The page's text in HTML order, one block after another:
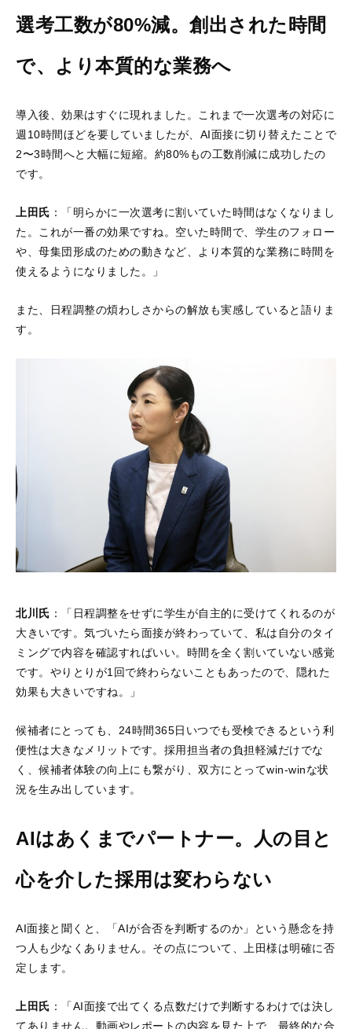
選考工数が80%減。創出された時間
で、より本質的な業務へ
導入後、効果はすぐに現れました。これまで一次選考の対応に
週10時間ほどを要していましたが、AI面接に切り替えたことで
2〜3時間へと大幅に短縮。約80%もの工数削減に成功したの
です。
上田氏 ：「明らかに一次選考に割いていた時間はなくなりまし
た。これが一番の効果ですね。空いた時間で、学生のフォロー
や、母集団形成のための動きなど、より本質的な業務に時間を
使えるようになりました。」
また、日程調整の煩わしさからの解放も実感していると語りま
す。
北川氏 ：「日程調整をせずに学生が自主的に受けてくれるのが
大きいです。気づいたら面接が終わっていて、私は自分のタイ
ミングで内容を確認すればいい。時間を全く割いていない感覚
です。やりとりが1回で終わらないこともあったので、隠れた
効果も大きいですね。」
候補者にとっても、24時間365日いつでも受検できるという利
便性は大きなメリットです。採用担当者の負担軽減だけでな
く、候補者体験の向上にも繋がり、双方にとってwin-winな状
況を生み出しています。
AIはあくまでパートナー。人の目と
心を介した採用は変わらない
AI面接と聞くと、「AIが合否を判断するのか」という懸念を持
つ人も少なくありません。その点について、上田様は明確に否
定します。
上田氏 ：「AI面接で出てくる点数だけで判断するわけでは決し
てありません。動画やレポートの内容を見た上で、最終的な合